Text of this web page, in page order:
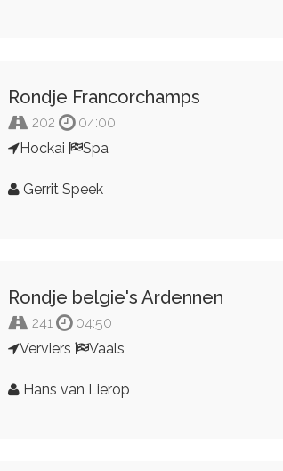
Rondje Francorchamps
202
04:00
Hockai
Spa
Gerrit Speek
Rondje belgie's Ardennen
241
04:50
Verviers
Vaals
Hans van Lierop